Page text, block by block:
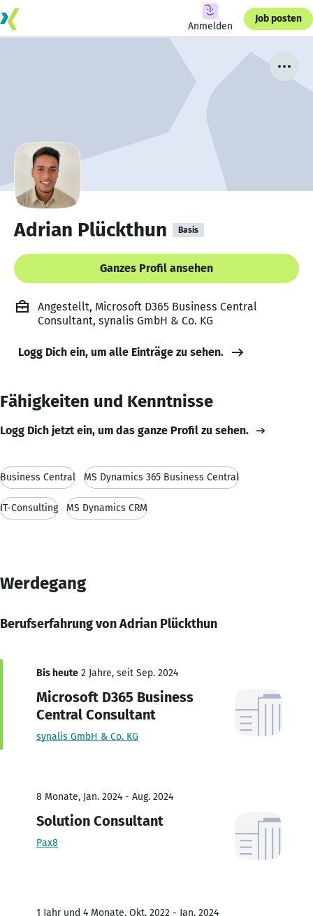
Anmelden
Job posten
Adrian Plückthun Basis
Ganzes Profil ansehen
Angestellt, Microsoft D365 Business Central
Consultant, synalis GmbH & Co. KG
Logg Dich ein, um alle Einträge zu sehen.
Fähigkeiten und Kenntnisse
Logg Dich jetzt ein, um das ganze Profil zu sehen.
Business Central MS Dynamics 365 Business Central
IT-Consulting MS Dynamics CRM
Werdegang
Berufserfahrung von Adrian Plückthun
Bis heute 2 Jahre, seit Sep. 2024
Microsoft D365 Business
Central Consultant
synalis GmbH & Co. KG
8 Monate, Jan. 2024 - Aug. 2024
Solution Consultant
Pax8
1 Jahr und 4 Monate, Okt. 2022 - Jan. 2024